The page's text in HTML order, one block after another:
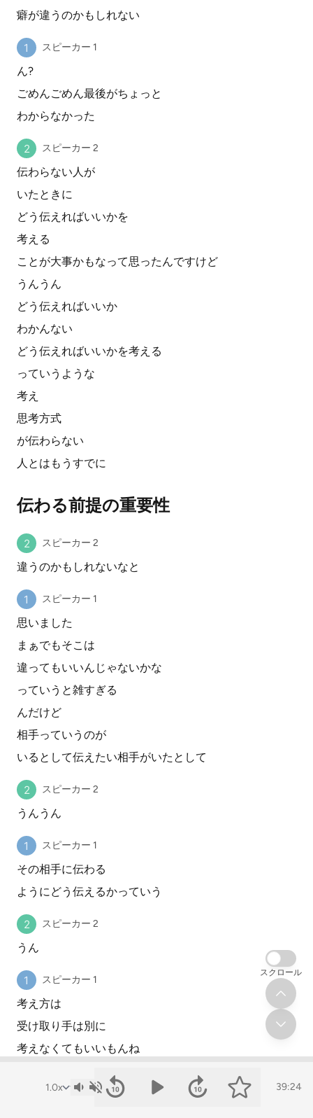
癖が違うのかもしれない
スピーカー 1
ん?
ごめんごめん最後がちょっと
わからなかった
スピーカー 2
伝わらない人が
いたときに
どう伝えればいいかを
考える
ことが大事かもなって思ったんですけど
うんうん
どう伝えればいいか
わかんない
どう伝えればいいかを考える
っていうような
考え
思考方式
が伝わらない
人とはもうすでに
伝わる前提の重要性
スピーカー 2
違うのかもしれないなと
スピーカー 1
思いました
まぁでもそこは
違ってもいいんじゃないかな
っていうと雑すぎる
んだけど
相手っていうのが
いるとして伝えたい相手がいたとして
スピーカー 2
うんうん
スピーカー 1
その相手に伝わる
ようにどう伝えるかっていう
スピーカー 2
うん
スピーカー 1
考え方は
受け取り手は別に
考えなくてもいいもんね
スピーカー 2
39:24
スクロール